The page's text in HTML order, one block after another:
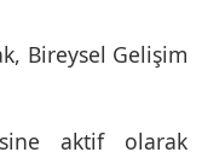
Bireysel Gelişim
aktif olarak